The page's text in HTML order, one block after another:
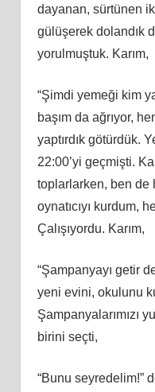
dayanan, sürtünen
gülüşerek dolandık
yorulmuştuk. Karım,
“Şimdi yemeği kim
başım da ağrıyor,
yaptırdık götürdük.
22:00’yi geçmişti.
toplarlarken, ben de
oynatıcıyı kurdum,
Çalışıyordu. Karım,
“Şampanyayı getir
yeni evini, okulunu
Şampanyalarımızı
birini seçti,
“Bunu seyredelim!”